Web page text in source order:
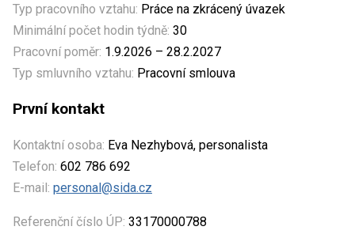
Typ pracovního vztahu: Práce na zkrácený úvazek
Minimální počet hodin týdně: 30
Pracovní poměr: 1.9.2026 – 28.2.2027
Typ smluvního vztahu: Pracovní smlouva
První kontakt
Kontaktní osoba: Eva Nezhybová, personalista
Telefon: 602 786 692
E-mail: personal@sida.cz
Referenční číslo ÚP: 33170000788